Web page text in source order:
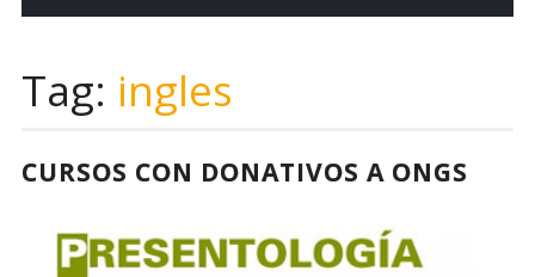
Tag: ingles
CURSOS CON DONATIVOS A ONGS